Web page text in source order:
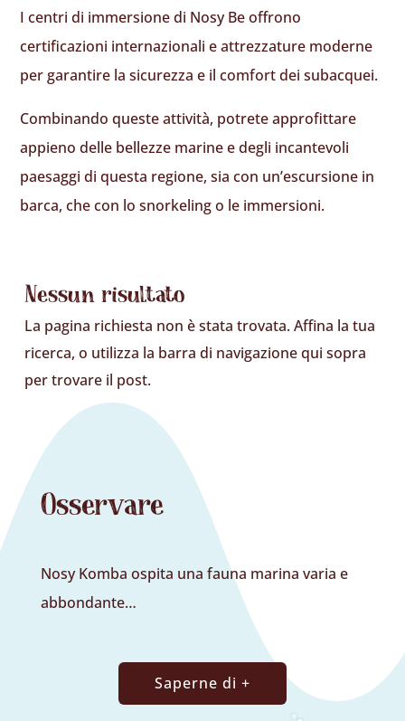
I centri di immersione di Nosy Be offrono
certificazioni internazionali e attrezzature moderne
per garantire la sicurezza e il comfort dei subacquei.
Combinando queste attività, potrete approfittare
appieno delle bellezze marine e degli incantevoli
paesaggi di questa regione, sia con un’escursione in
barca, che con lo snorkeling o le immersioni.
Nessun risultato
La pagina richiesta non è stata trovata. Affina la tua
ricerca, o utilizza la barra di navigazione qui sopra
per trovare il post.
Osservare
Nosy Komba ospita una fauna marina varia e
abbondante…
Saperne di +